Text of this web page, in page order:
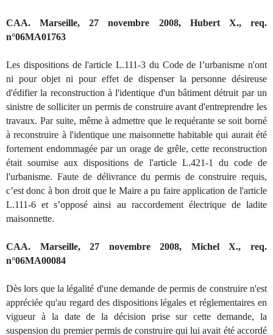
CAA. Marseille, 27 novembre 2008, Hubert X., req.
n°06MA01763
Les dispositions de l'article L.111-3 du Code de l’urbanisme n'ont
ni pour objet ni pour effet de dispenser la personne désireuse
d'édifier la reconstruction à l'identique d'un bâtiment détruit par un
sinistre de solliciter un permis de construire avant d'entreprendre les
travaux. Par suite, même à admettre que le requérante se soit borné
à reconstruire à l'identique une maisonnette habitable qui aurait été
fortement endommagée par un orage de grêle, cette reconstruction
était soumise aux dispositions de l'article L.421-1 du code de
l'urbanisme. Faute de délivrance du permis de construire requis,
c’est donc à bon droit que le Maire a pu faire application de l'article
L.111-6 et s’opposé ainsi au raccordement électrique de ladite
maisonnette.
CAA. Marseille, 27 novembre 2008, Michel X., req.
n°06MA00084
Dès lors que la légalité d'une demande de permis de construire n'est
appréciée qu'au regard des dispositions légales et réglementaires en
vigueur à la date de la décision prise sur cette demande, la
suspension du premier permis de construire qui lui avait été accordé